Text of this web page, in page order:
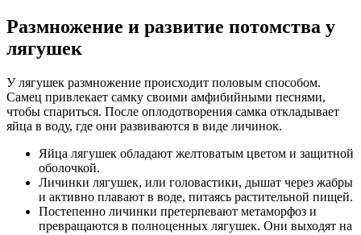
Размножение и развитие потомства у
лягушек
У лягушек размножение происходит половым способом.
Самец привлекает самку своими амфибийными песнями,
чтобы спариться. После оплодотворения самка откладывает
яйца в воду, где они развиваются в виде личинок.
Яйца лягушек обладают желтоватым цветом и защитной
оболочкой.
Личинки лягушек, или головастики, дышат через жабры
и активно плавают в воде, питаясь растительной пищей.
Постепенно личинки претерпевают метаморфоз и
превращаются в полноценных лягушек. Они выходят на